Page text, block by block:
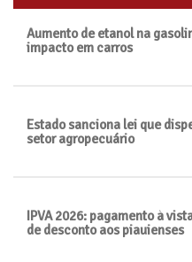
Aumento de etanol na
impacto em carros
Estado sanciona lei que
setor agropecuário
IPVA 2026: pagamento à
de desconto aos piauienses